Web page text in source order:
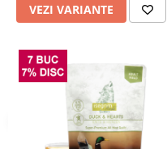
Lese, zgarzi si hamuri
Lapte pentru Caini
Hainute Caini
Jucarii Caini
Educare si Dresaj
Sampoane si Balsamuri
Igiena Oculara
Articole Periaj
Forfecute si Clesti
Igiena Orala si Dentara
Igiena Blana si Piele
VEZI VARIANTE